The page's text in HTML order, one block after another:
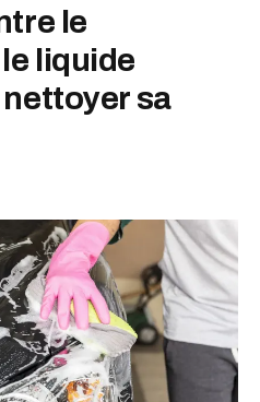
le
liquide
sa